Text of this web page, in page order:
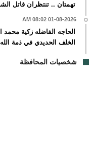
تهمتان .. تنتظران قاتل
01-08-2026 08:02 AM
الحاجه الفاضله زكية
الخلف الحديدي في ذمة الله
شخصيات المحافظة